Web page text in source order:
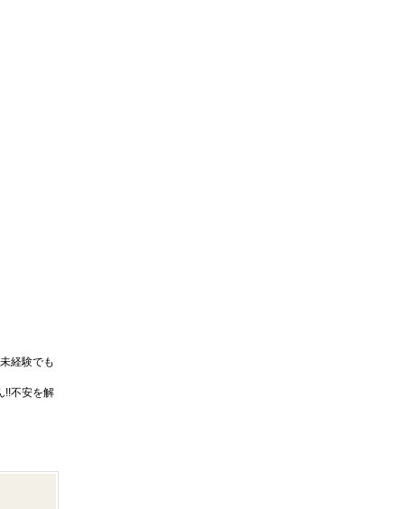
経験でも
!!不安を解